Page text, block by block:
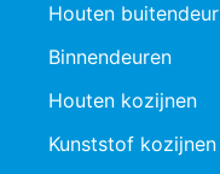
Houten buitendeur
Binnendeuren
Houten kozijnen
Kunststof kozijnen